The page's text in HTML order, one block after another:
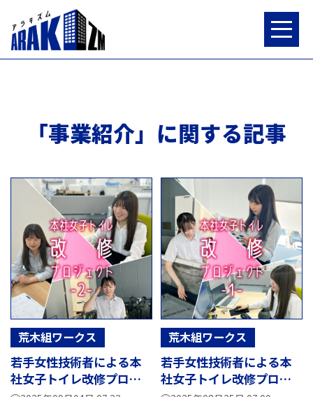
連載
荒木組ワークス
インタビュー
NEWS
「事業紹介」に関する記事
荒木組ワークス
若手女性技術者による本
社女子トイレ改修プロジ
荒木組ワークス
若手女性技術者による本
社女子トイレ改修プロジ